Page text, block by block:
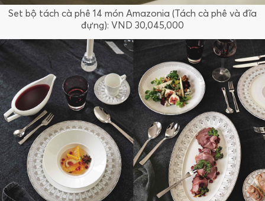
Set bộ tách cà phê 14 món Amazonia (Tách cà phê và đĩa
đựng): VND 30,045,000